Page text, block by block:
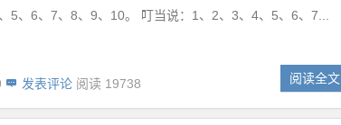
5、6、7、8、9、10。 叮当说：1、2、3、4、5、6、7...
发表评论 阅读 19738 阅读全文